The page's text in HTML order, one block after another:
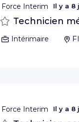
Force Interim Il y a 8
Sauvegarder
Technicien
Intérimaire
Force Interim Il y a 8